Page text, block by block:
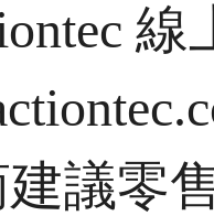
線
議零